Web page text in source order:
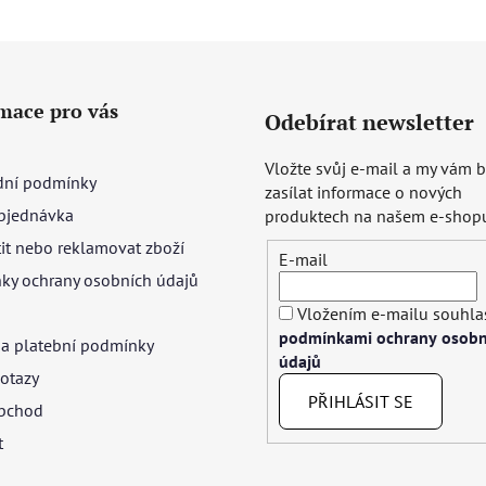
pro vás
podmínky
nebo reklamovat zboží
ochrany osobních údajů
platební podmínky
Odebírat newsletter
Vložte svůj e-mail a my vám
zasílat informace o nových
produktech na našem e-
E-mail
Vložením e-mailu
podmínkami ochrany
údajů
PŘIHLÁSIT SE